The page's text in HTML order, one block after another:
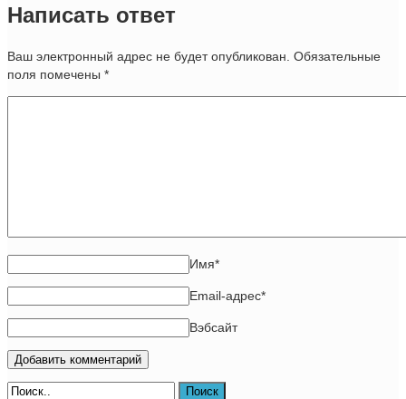
Написать ответ
Ваш электронный адрес не будет опубликован. Обязательные
поля помечены *
Имя*
Email-адрес*
Вэбсайт
Поиск